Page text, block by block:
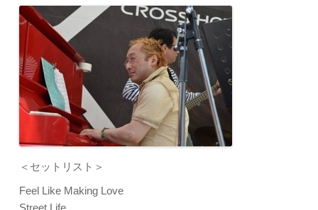
＜セットリスト＞
Feel Like Making Love
Street Life